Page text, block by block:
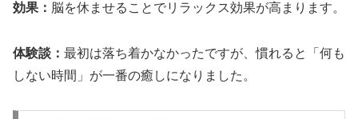
効果： 脳を休ませることでリラックス効果が高まります。
体験談： 最初は落ち着かなかったですが、慣れると「何も
しない時間」が一番の癒しになりました。